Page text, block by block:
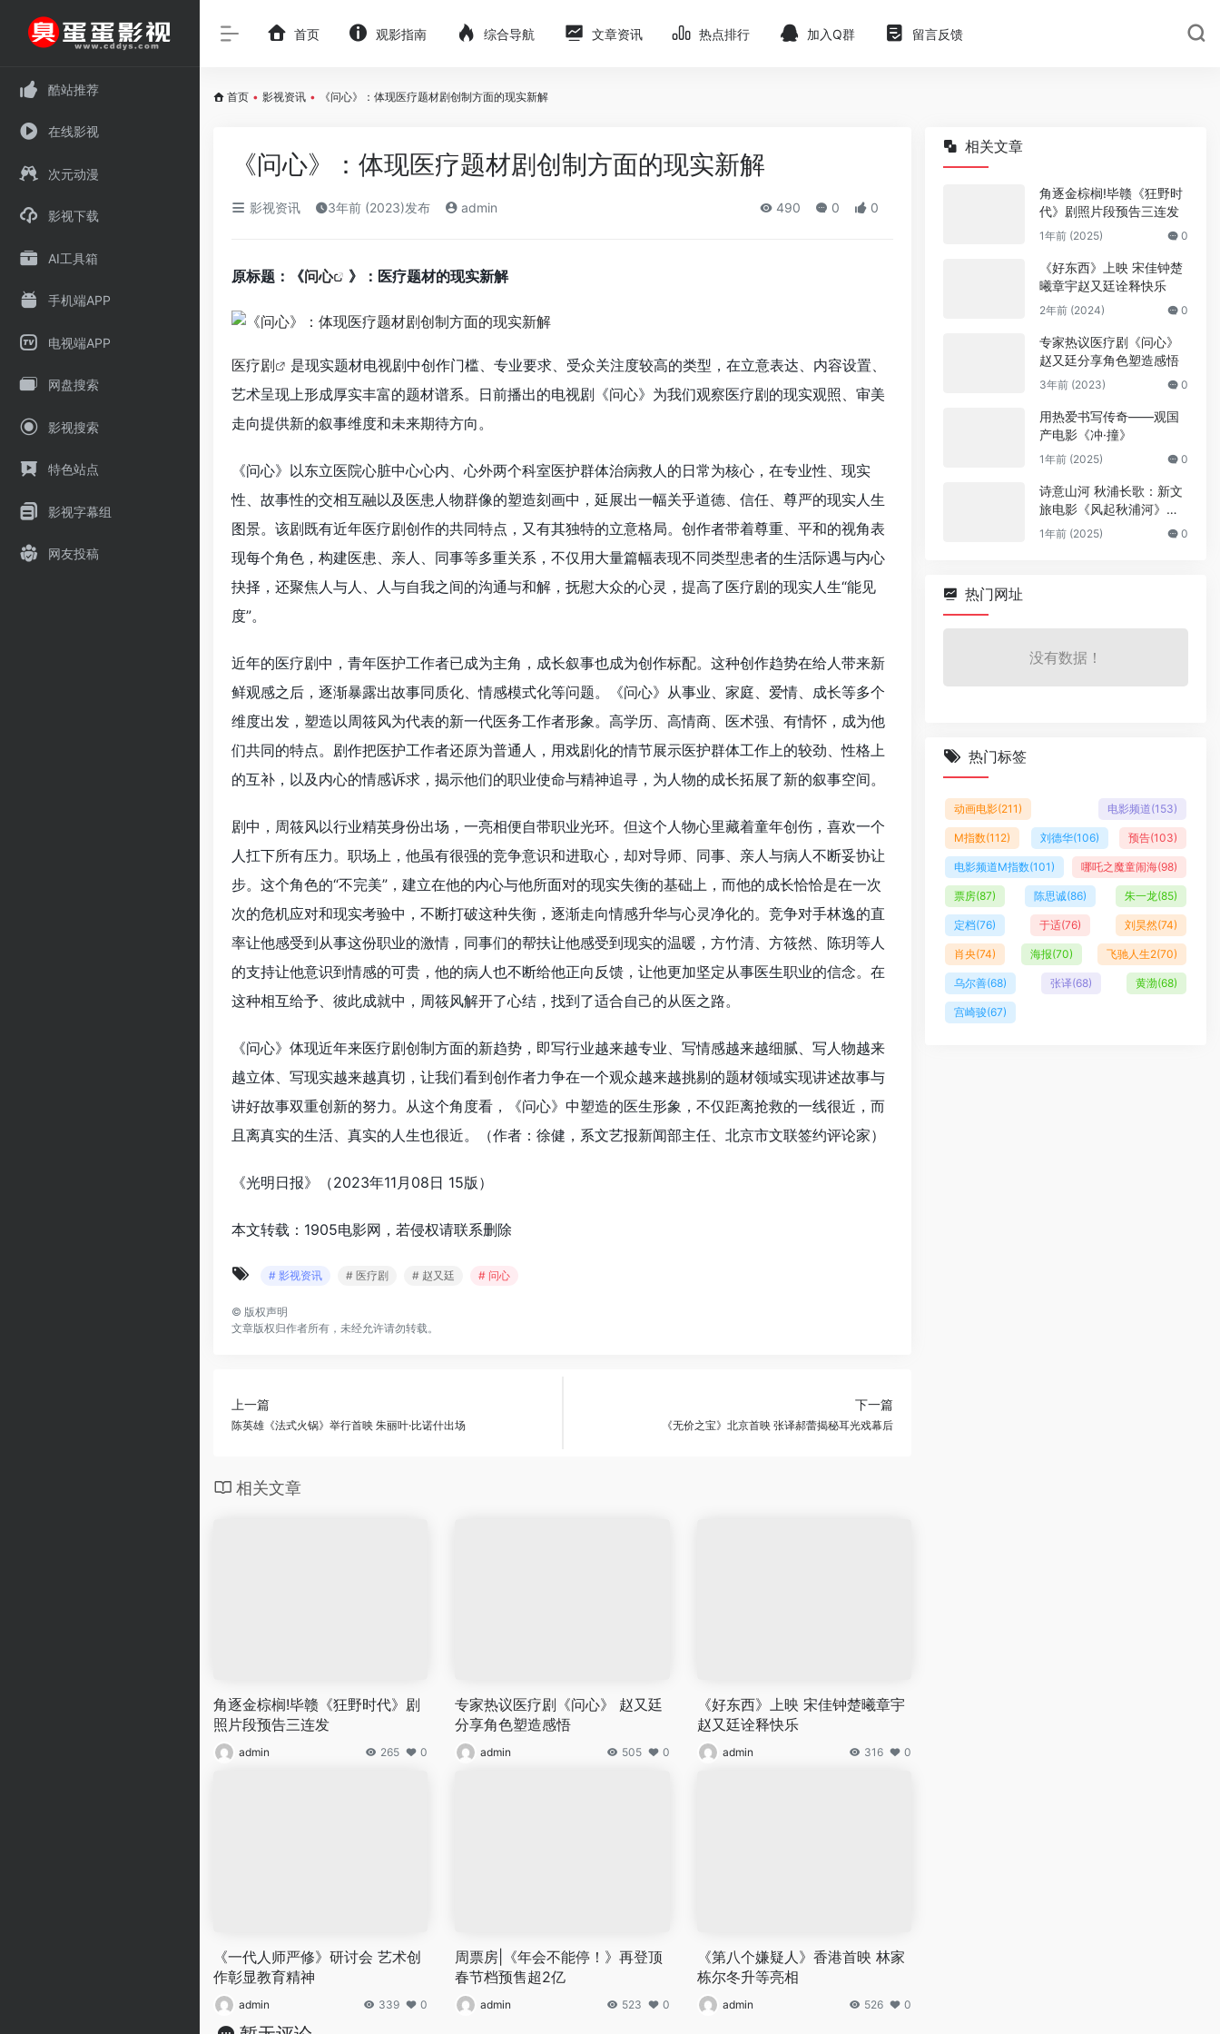
酷站推荐
在线影视
次元动漫
影视下载
AI工具箱
手机端APP
电视端APP
网盘搜索
影视搜索
特色站点
影视字幕组
网友投稿
首页 观影指南 综合导航 文章资讯 热点排行 加入Q群 留言反馈
首页 • 影视资讯 • 《问心》：体现医疗题材剧创制方面的现实新解
《问心》：体现医疗题材剧创制方面的现实新解
影视资讯 3年前 (2023)发布 admin 490 0 0
原标题：《问心 》：医疗题材的现实新解
医疗剧
是现实题材电视剧中创作门槛、专业要求、受众关注度较高的类型，在立意表达、内容设置、
艺术呈现上形成厚实丰富的题材谱系。日前播出的电视剧《问心》为我们观察医疗剧的现实观照、审美
走向提供新的叙事维度和未来期待方向。
《问心》以东立医院心脏中心心内、心外两个科室医护群体治病救人的日常为核心，在专业性、现实
性、故事性的交相互融以及医患人物群像的塑造刻画中，延展出一幅关乎道德、信任、尊严的现实人生
图景。该剧既有近年医疗剧创作的共同特点，又有其独特的立意格局。创作者带着尊重、平和的视角表
现每个角色，构建医患、亲人、同事等多重关系，不仅用大量篇幅表现不同类型患者的生活际遇与内心
抉择，还聚焦人与人、人与自我之间的沟通与和解，抚慰大众的心灵，提高了医疗剧的现实人生“能见
度”。
近年的医疗剧中，青年医护工作者已成为主角，成长叙事也成为创作标配。这种创作趋势在给人带来新
鲜观感之后，逐渐暴露出故事同质化、情感模式化等问题。《问心》从事业、家庭、爱情、成长等多个
维度出发，塑造以周筱风为代表的新一代医务工作者形象。高学历、高情商、医术强、有情怀，成为他
们共同的特点。剧作把医护工作者还原为普通人，用戏剧化的情节展示医护群体工作上的较劲、性格上
的互补，以及内心的情感诉求，揭示他们的职业使命与精神追寻，为人物的成长拓展了新的叙事空间。
剧中，周筱风以行业精英身份出场，一亮相便自带职业光环。但这个人物心里藏着童年创伤，喜欢一个
人扛下所有压力。职场上，他虽有很强的竞争意识和进取心，却对导师、同事、亲人与病人不断妥协让
步。这个角色的“不完美”，建立在他的内心与他所面对的现实失衡的基础上，而他的成长恰恰是在一次
次的危机应对和现实考验中，不断打破这种失衡，逐渐走向情感升华与心灵净化的。竞争对手林逸的直
率让他感受到从事这份职业的激情，同事们的帮扶让他感受到现实的温暖，方竹清、方筱然、陈玥等人
的支持让他意识到情感的可贵，他的病人也不断给他正向反馈，让他更加坚定从事医生职业的信念。在
这种相互给予、彼此成就中，周筱风解开了心结，找到了适合自己的从医之路。
《问心》体现近年来医疗剧创制方面的新趋势，即写行业越来越专业、写情感越来越细腻、写人物越来
越立体、写现实越来越真切，让我们看到创作者力争在一个观众越来越挑剔的题材领域实现讲述故事与
讲好故事双重创新的努力。从这个角度看，《问心》中塑造的医生形象，不仅距离抢救的一线很近，而
且离真实的生活、真实的人生也很近。（作者：徐健，系文艺报新闻部主任、北京市文联签约评论家）
《光明日报》（2023年11月08日 15版）
本文转载：1905电影网，若侵权请联系删除
# 影视资讯 # 医疗剧 # 赵又廷 # 问心
© 版权声明
文章版权归作者所有，未经允许请勿转载。
上一篇
陈英雄《法式火锅》举行首映 朱丽叶·比诺什出场
下一篇
《无价之宝》北京首映 张译郝蕾揭秘耳光戏幕后
相关文章
角逐金棕榈!毕赣《狂野时代》剧
照片段预告三连发
admin 265 0
专家热议医疗剧《问心》 赵又廷
分享角色塑造感悟
admin 505 0
《好东西》上映 宋佳钟楚曦章宇
赵又廷诠释快乐
admin 316 0
《一代人师严修》研讨会 艺术创
作彰显教育精神
admin 339 0
周票房|《年会不能停！》再登顶
春节档预售超2亿
admin 523 0
《第八个嫌疑人》香港首映 林家
栋尔冬升等亮相
admin 526 0
相关文章
角逐金棕榈!毕赣《狂野时
代》剧照片段预告三连发
1年前 (2025) 0
《好东西》上映 宋佳钟楚
曦章宇赵又廷诠释快乐
2年前 (2024) 0
专家热议医疗剧《问心》
赵又廷分享角色塑造感悟
3年前 (2023) 0
用热爱书写传奇——观国
产电影《冲·撞》
1年前 (2025) 0
诗意山河 秋浦长歌：新文
旅电影《风起秋浦河》今
日全国公映
1年前 (2025) 0
热门网址
没有数据！
热门标签
动画电影(211) 电影频道(153)
M指数(112) 刘德华(106) 预告(103)
电影频道M指数(101) 哪吒之魔童闹海(98)
票房(87) 陈思诚(86) 朱一龙(85)
定档(76) 于适(76) 刘昊然(74)
肖央(74) 海报(70) 飞驰人生2(70)
乌尔善(68) 张译(68) 黄渤(68)
宫崎骏(67)